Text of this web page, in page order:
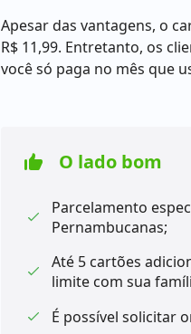
Apesar das vantagens, o
R$ 11,99. Entretanto, os
você só paga no mês que
O lado bom
Parcelamento
Pernambucanas;
Até 5 cartões
limite com sua
É possível solicitar